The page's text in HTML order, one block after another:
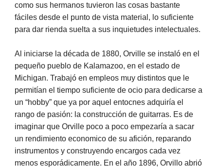
como sus hermanos tuvieron las cosas bastante
fáciles desde el punto de vista material, lo suficiente
para dar rienda suelta a sus inquietudes intelectuales.
Al iniciarse la década de 1880, Orville se instaló en el
pequeño pueblo de Kalamazoo, en el estado de
Michigan. Trabajó en empleos muy distintos que le
permitían el tiempo suficiente de ocio para dedicarse a
un “hobby” que ya por aquel entocnes adquiría el
rango de pasión: la construcción de guitarras. Es de
imaginar que Orville poco a poco empezaría a sacar
un rendimiento economico de su afición, reparando
instrumentos y construyendo encargos cada vez
menos esporádicamente. En el año 1896, Orvillo abrió